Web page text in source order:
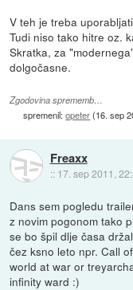
V teh je treba
Tudi niso tako hitre oz.
Skratka, za
dolgočasne.
Zgodovina sprememb…
spremenil:opeter(16. sep
Freaxx
:: 17. sep 2011,
Dans sem pogledu
z novim pogonom tako
se bo špil dlje časa
čez ksno leto npr. Call
world at war or
infinity ward :)